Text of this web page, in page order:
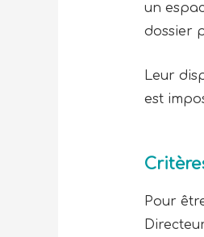
un
dossier
Leur
est
Pour